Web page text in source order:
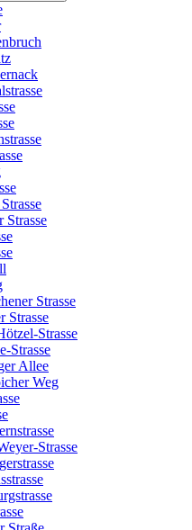
Strasse
Strasse
Strasse
Strasse
Strasse
Allee
Weg
Strasse